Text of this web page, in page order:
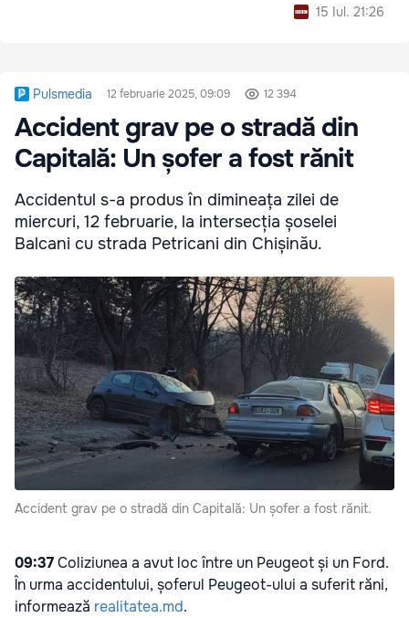
15 Iul. 21:26
Pulsmedia 12 februarie 2025, 09:09 12 394
Accident grav pe o stradă din
Capitală: Un șofer a fost rănit
Accidentul s-a produs în dimineața zilei de
miercuri, 12 februarie, la intersecția șoselei
Balcani cu strada Petricani din Chișinău.
Accident grav pe o stradă din Capitală: Un șofer a fost rănit.
09:37Coliziunea a avut loc între un Peugeot și un Ford.
În urma accidentului, șoferul Peugeot-ului a suferit răni,
informează realitatea.md.